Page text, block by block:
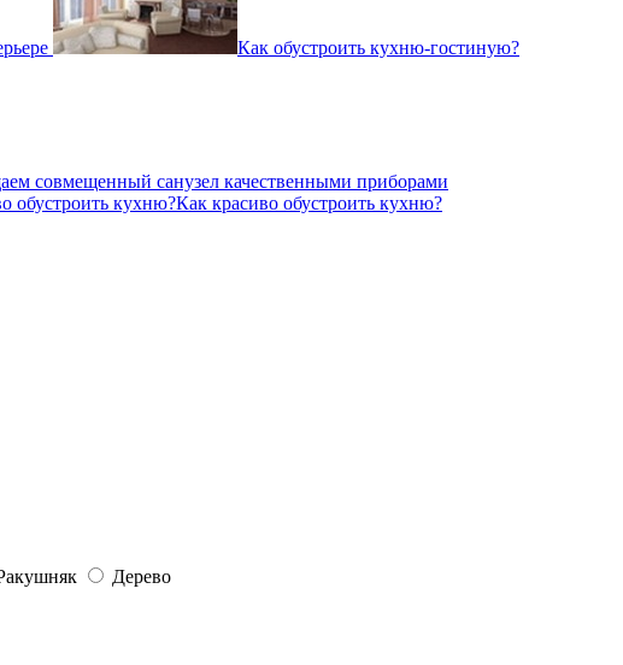
Как обустроить кухню-гостиную?
совмещенный санузел качественными приборами
Как красиво обустроить кухню?
Дерево